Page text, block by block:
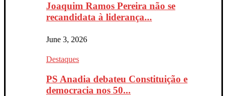
Joaquim Ramos Pereira não se
recandidata à liderança...
June 3, 2026
Destaques
PS Anadia debateu Constituição e
democracia nos 50...